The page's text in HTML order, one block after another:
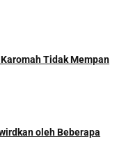
Tidak Mempan
oleh Beberapa